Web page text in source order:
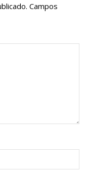
Campos